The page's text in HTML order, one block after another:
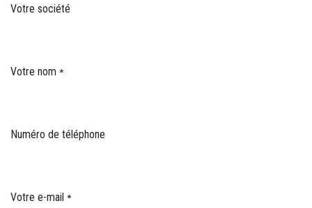
Votre société
Votre nom *
Numéro de téléphone
Votre e-mail *